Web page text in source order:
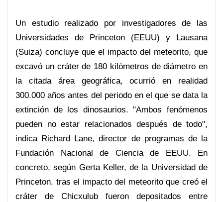
Un estudio realizado por investigadores de las
Universidades de Princeton (EEUU) y Lausana
(Suiza) concluye que el impacto del meteorito, que
excavó un cráter de 180 kilómetros de diámetro en
la citada área geográfica, ocurrió en realidad
300.000 años antes del periodo en el que se data la
extinción de los dinosaurios. "Ambos fenómenos
pueden no estar relacionados después de todo",
indica Richard Lane, director de programas de la
Fundación Nacional de Ciencia de EEUU. En
concreto, según Gerta Keller, de la Universidad de
Princeton, tras el impacto del meteorito que creó el
cráter de Chicxulub fueron depositados entre